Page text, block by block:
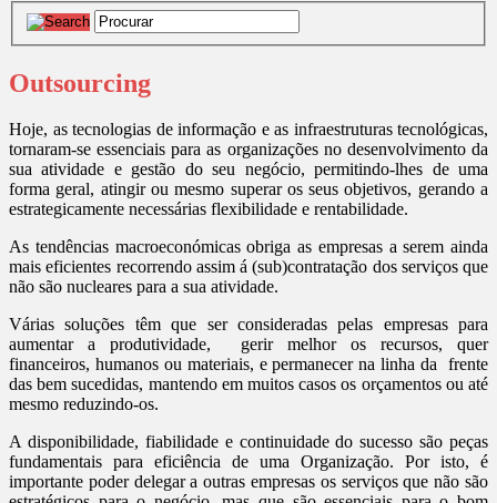
Outsourcing
Hoje, as tecnologias de informação e as infraestruturas tecnológicas,
tornaram-se essenciais para as organizações no desenvolvimento da
sua atividade e gestão do seu negócio, permitindo-lhes de uma
forma geral, atingir ou mesmo superar os seus objetivos, gerando a
estrategicamente necessárias flexibilidade e rentabilidade.
As tendências macroeconómicas obriga as empresas a serem ainda
mais eficientes recorrendo assim á (sub)contratação dos serviços que
não são nucleares para a sua atividade.
Várias soluções têm que ser consideradas pelas empresas para
aumentar a produtividade, gerir melhor os recursos, quer
financeiros, humanos ou materiais, e permanecer na linha da frente
das bem sucedidas, mantendo em muitos casos os orçamentos ou até
mesmo reduzindo-os.
A disponibilidade, fiabilidade e continuidade do sucesso são peças
fundamentais para eficiência de uma Organização. Por isto, é
importante poder delegar a outras empresas os serviços que não são